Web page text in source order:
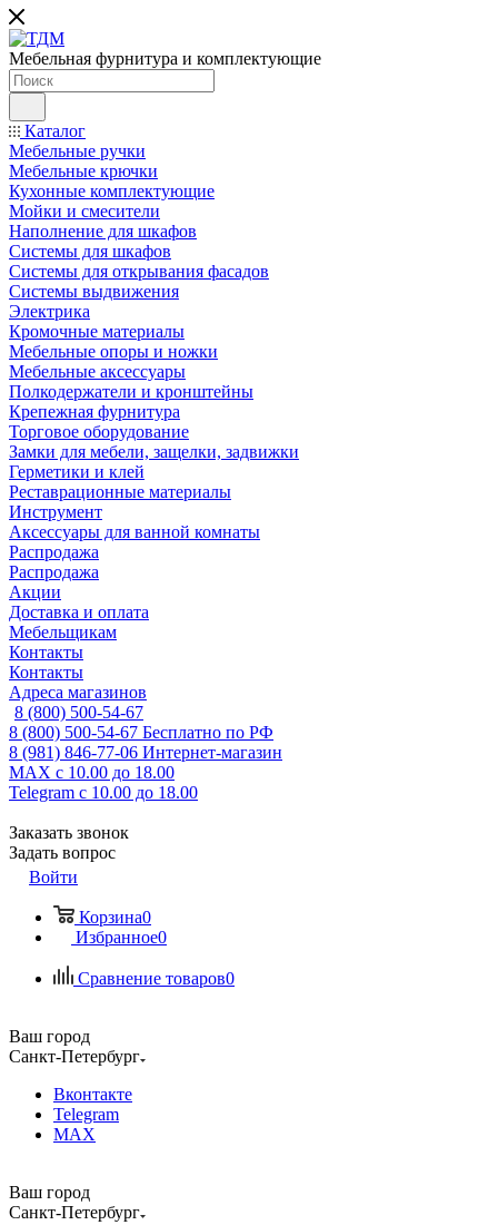
Мебельная фурнитура и комплектующие
Каталог
Мебельные ручки
Мебельные крючки
Кухонные комплектующие
Мойки и смесители
Наполнение для шкафов
Cистемы для шкафов
Системы для открывания фасадов
Системы выдвижения
Электрика
Кромочные материалы
Мебельные опоры и ножки
Мебельные аксессуары
Полкодержатели и кронштейны
Крепежная фурнитура
Торговое оборудование
Замки для мебели, защелки, задвижки
Герметики и клей
Реставрационные материалы
Инструмент
Аксессуары для ванной комнаты
Распродажа
Распродажа
Акции
Доставка и оплата
Мебельщикам
Контакты
Контакты
Адреса магазинов
8 (800) 500-54-67
8 (800) 500-54-67 Бесплатно по РФ
8 (981) 846-77-06 Интернет-магазин
MAX с 10.00 до 18.00
Telegram с 10.00 до 18.00
Заказать звонок
Задать вопрос
Войти
Корзина0
Избранное0
Сравнение товаров0
Ваш город
Санкт-Петербург
Вконтакте
Telegram
MAX
Ваш город
Санкт-Петербург